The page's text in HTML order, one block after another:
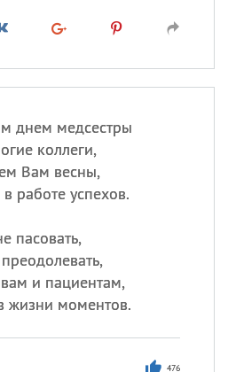
днем медсестры
коллеги,
Вам весны,
работе успехов.
пасовать,
и пациентам,
жизни моментов.
476